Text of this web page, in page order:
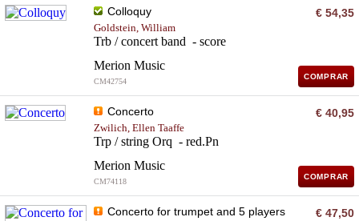
Colloquy
Goldstein, William
Trb / concert band - score
Merion Music
CM42754
€ 54,35
COMPRAR
Concerto
Zwilich, Ellen Taaffe
Trp / string Orq - red.Pn
Merion Music
CM74118
€ 40,95
COMPRAR
Concerto for trumpet and 5 players € 47,50